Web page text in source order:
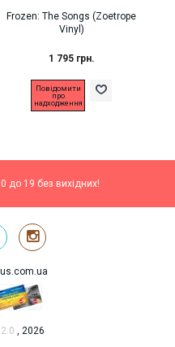
Frozen: The Songs (Zoetrope
Vinyl)
1 795 грн.
Повідомити
про
надходження
19 без вихідних!
, 2026